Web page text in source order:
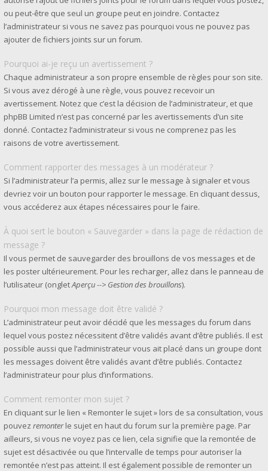
ou peut-être que seul un groupe peut en joindre. Contactez
l’administrateur si vous ne savez pas pourquoi vous ne pouvez pas
ajouter de fichiers joints sur un forum.
Pourquoi ai-je reçu un avertissement ?
Chaque administrateur a son propre ensemble de règles pour son site.
Si vous avez dérogé à une règle, vous pouvez recevoir un
avertissement. Notez que c’est la décision de l’administrateur, et que
phpBB Limited n’est pas concerné par les avertissements d’un site
donné. Contactez l’administrateur si vous ne comprenez pas les
raisons de votre avertissement.
Comment rapporter des messages à un modérateur ?
Si l’administrateur l’a permis, allez sur le message à signaler et vous
devriez voir un bouton pour rapporter le message. En cliquant dessus,
vous accéderez aux étapes nécessaires pour le faire.
À quoi sert le bouton « Sauvegarder » dans la page de rédaction de
message ?
Il vous permet de sauvegarder des brouillons de vos messages et de
les poster ultérieurement. Pour les recharger, allez dans le panneau de
l’utilisateur (ongletAperçu --> Gestion des brouillons).
Pourquoi mon message doit être validé ?
L’administrateur peut avoir décidé que les messages du forum dans
lequel vous postez nécessitent d’être validés avant d’être publiés. Il est
possible aussi que l’administrateur vous ait placé dans un groupe dont
les messages doivent être validés avant d’être publiés. Contactez
l’administrateur pour plus d’informations.
Comment remonter mon sujet ?
En cliquant sur le lien « Remonter le sujet » lors de sa consultation, vous
pouvez remonterle sujet en haut du forum sur la première page. Par
ailleurs, si vous ne voyez pas ce lien, cela signifie que la remontée de
sujet est désactivée ou que l’intervalle de temps pour autoriser la
remontée n’est pas atteint. Il est également possible de remonter un